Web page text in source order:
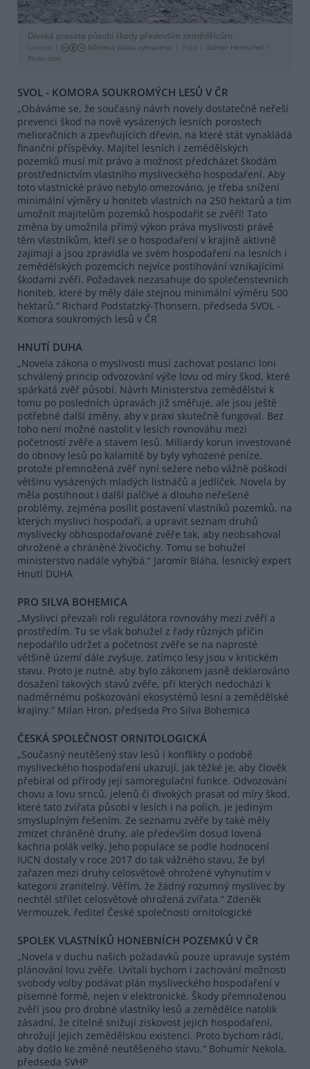
Divoká prasata působí škody především zemědělcům.
Licence | Některá práva vyhrazena Foto | Günter Hentschel
Flickr.com
SVOL - KOMORA SOUKROMÝCH LESŮ V ČR
„Obáváme se, že současný návrh novely dostatečně neřeší
prevenci škod na nově vysázených lesních porostech
melioračních a zpevňujících dřevin, na které stát vynakládá
finanční příspěvky. Majitel lesních i zemědělských
pozemků musí mít právo a možnost předcházet škodám
prostřednictvím vlastního mysliveckého hospodaření. Aby
toto vlastnické právo nebylo omezováno, je třeba snížení
minimální výměry u honiteb vlastních na 250 hektarů a tím
umožnit majitelům pozemků hospodařit se zvěří! Tato
změna by umožnila přímý výkon práva myslivosti právě
těm vlastníkům, kteří se o hospodaření v krajině aktivně
zajímají a jsou zpravidla ve svém hospodaření na lesních i
zemědělských pozemcích nejvíce postihování vznikajícími
škodami zvěří. Požadavek nezasahuje do společenstevních
honiteb, které by měly dále stejnou minimální výměru 500
hektarů.“ Richard Podstatzký-Thonsern, předseda SVOL -
Komora soukromých lesů v ČR
HNUTÍ DUHA
„Novela zákona o myslivosti musí zachovat poslanci loni
schválený princip odvozování výše lovu od míry škod, které
spárkatá zvěř působí. Návrh Ministerstva zemědělství k
tomu po posledních úpravách již směřuje, ale jsou ještě
potřebné další změny, aby v praxi skutečně fungoval. Bez
toho není možné nastolit v lesích rovnováhu mezi
početností zvěře a stavem lesů. Miliardy korun investované
do obnovy lesů po kalamitě by byly vyhozené peníze,
protože přemnožená zvěř nyní sežere nebo vážně poškodí
většinu vysázených mladých listnáčů a jedliček. Novela by
měla postihnout i další palčivé a dlouho neřešené
problémy, zejména posílit postavení vlastníků pozemků, na
kterých myslivci hospodaří, a upravit seznam druhů
myslivecky obhospodařované zvěře tak, aby neobsahoval
ohrožené a chráněné živočichy. Tomu se bohužel
ministerstvo nadále vyhýbá.“ Jaromír Bláha, lesnický expert
Hnutí DUHA
PRO SILVA BOHEMICA
„Myslivci převzali roli regulátora rovnováhy mezi zvěří a
prostředím. Tu se však bohužel z řady různých příčin
nepodařilo udržet a početnost zvěře se na naprosté
většině území dále zvyšuje, zatímco lesy jsou v kritickém
stavu. Proto je nutné, aby bylo zákonem jasně deklarováno
dosažení takových stavů zvěře, při kterých nedochází k
nadměrnému poškozování ekosystémů lesní a zemědělské
krajiny.” Milan Hron, předseda Pro Silva Bohemica
ČESKÁ SPOLEČNOST ORNITOLOGICKÁ
„Současný neutěšený stav lesů i konflikty o podobě
mysliveckého hospodaření ukazují, jak těžké je, aby člověk
přebíral od přírody její samoregulační funkce. Odvozování
chovu a lovu srnců, jelenů či divokých prasat od míry škod,
které tato zvířata působí v lesích i na polích, je jediným
smysluplným řešením. Ze seznamu zvěře by také měly
zmizet chráněné druhy, ale především dosud lovená
kachna polák velký. Jeho populace se podle hodnocení
IUCN dostaly v roce 2017 do tak vážného stavu, že byl
zařazen mezi druhy celosvětově ohrožené vyhynutím v
kategorii zranitelný. Věřím, že žádný rozumný myslivec by
nechtěl střílet celosvětově ohrožená zvířata.“ Zdeněk
Vermouzek, ředitel České společnosti ornitologické
SPOLEK VLASTNÍKŮ HONEBNÍCH POZEMKŮ V ČR
„Novela v duchu našich požadavků pouze upravuje systém
plánování lovu zvěře. Uvítali bychom i zachování možnosti
svobody volby podávat plán mysliveckého hospodaření v
písemné formě, nejen v elektronické. Škody přemnoženou
zvěří jsou pro drobné vlastníky lesů a zemědělce natolik
zásadní, že citelně snižují ziskovost jejich hospodaření,
ohrožují jejich zemědělskou existenci. Proto bychom rádi,
aby došlo ke změně neutěšeného stavu.“ Bohumír Nekola,
předseda SVHP